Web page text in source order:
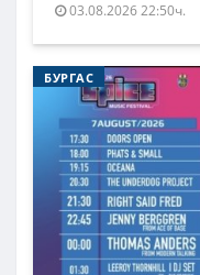
03.08.2026 22:50ч.
БУРГАС